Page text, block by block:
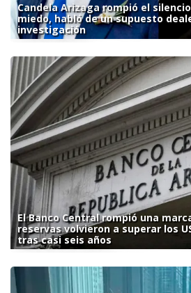
Candela Arizaga rompió el
miedo, habló de un supuesto
investigación
El Banco Central rompió una
reservas volvieron a superar los
tras casi seis años